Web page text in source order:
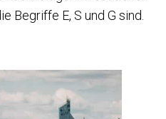
Begriffe E, S und G sind.